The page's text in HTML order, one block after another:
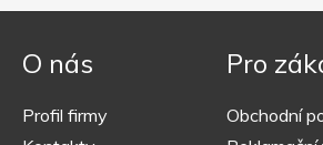
O nás
Profil firmy
Pro
Obchodní